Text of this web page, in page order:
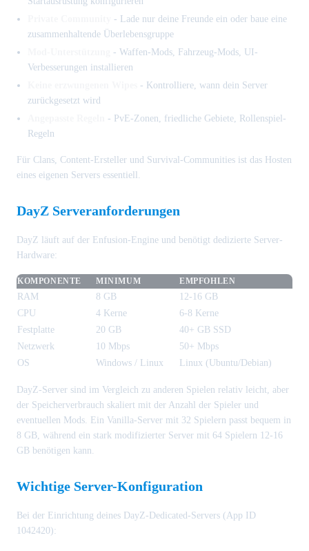
- Lade nur deine Freunde ein oder baue eine
zusammenhaltende Überlebensgruppe
- Waffen-Mods, Fahrzeug-Mods, UI-
Verbesserungen installieren
- Kontrolliere, wann dein Server
zurückgesetzt wird
- PvE-Zonen, friedliche Gebiete, Rollenspiel-
Regeln
Für Clans, Content-Ersteller und Survival-Communities ist das Hosten
eines eigenen Servers essentiell.
DayZ Serveranforderungen
DayZ läuft auf der Enfusion-Engine und benötigt dedizierte Server-
Hardware:
KOMPONENTE MINIMUM EMPFOHLEN
RAM 8 GB
12-16 GB
CPU
4 Kerne
6-8 Kerne
Festplatte
20 GB
40+ GB SSD
Netzwerk
10 Mbps
50+ Mbps
OS
Windows / Linux Linux (Ubuntu/Debian)
DayZ-Server sind im Vergleich zu anderen Spielen relativ leicht, aber
der Speicherverbrauch skaliert mit der Anzahl der Spieler und
eventuellen Mods. Ein Vanilla-Server mit 32 Spielern passt bequem in
8 GB, während ein stark modifizierter Server mit 64 Spielern 12-16
GB benötigen kann.
Wichtige Server-Konfiguration
Bei der Einrichtung deines DayZ-Dedicated-Servers (App ID
1042420):